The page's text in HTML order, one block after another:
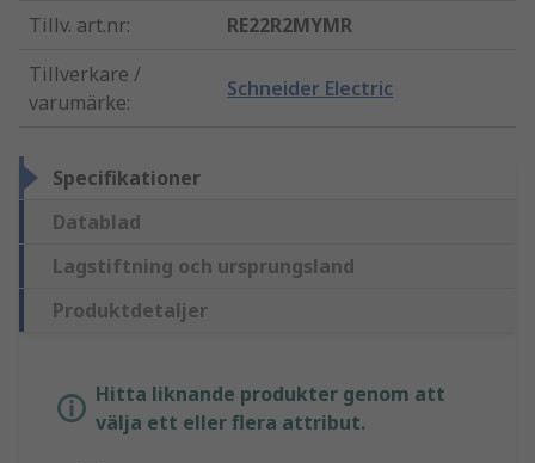
Tillv. art.nr:
RE22R2MYMR
Tillverkare /
varumärke:
Schneider Electric
Specifikationer
Datablad
Lagstiftning och ursprungsland
Produktdetaljer
Hitta liknande produkter genom att
välja ett eller flera attribut.